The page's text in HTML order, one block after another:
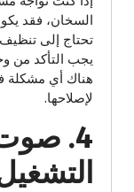
السخان، فقد
تحتاج إلى تنظيف
يجب التأكد من
هناك أي مشكلة
لإصلاحها.
4.